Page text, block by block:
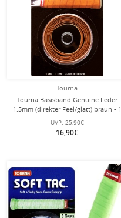
Tourna
Tourna Basisband Genuine Leder
1.5mm (direkter Feel/glatt) braun - 1
Stück
UVP: 25,90€
16,90€